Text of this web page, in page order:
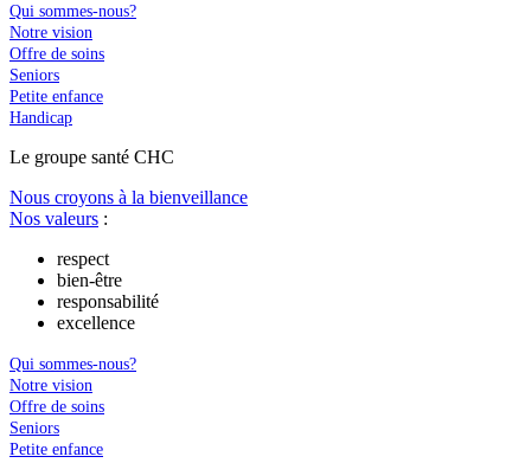
Qui sommes-nous?
Notre vision
Offre de soins
Seniors
Petite enfance
Handicap
Le groupe santé CHC
Nous croyons à la bienveillance
Nos valeurs :
respect
bien-être
responsabilité
excellence
Qui sommes-nous?
Notre vision
Offre de soins
Seniors
Petite enfance